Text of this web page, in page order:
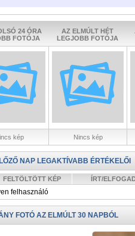
24 ÓRA
FOTÓJA
AZ ELMÚLT HÉT
LEGJOBB FOTÓJA
kép Nincs kép
NAP LEGAKTÍVABB ÉRTÉKELŐI
FELTÖLTÖTT KÉP ÍRT/
felhasználó
FOTÓ AZ ELMÚLT 30 NAPBÓL